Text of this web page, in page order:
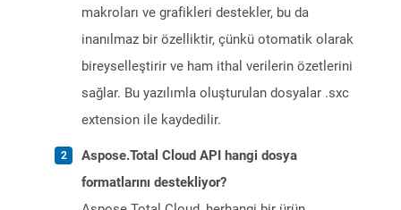
makroları ve grafikleri destekler, bu da
inanılmaz bir özelliktir, çünkü otomatik olarak
bireyselleştirir ve ham ithal verilerin özetlerini
sağlar. Bu yazılımla oluşturulan dosyalar .sxc
extension ile kaydedilir.
Aspose.Total Cloud API hangi dosya
formatlarını destekliyor?